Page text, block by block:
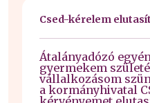
Csed-kérelem
Átalányadózó
gyermekem
vállalkozásom
a kormányhivatal